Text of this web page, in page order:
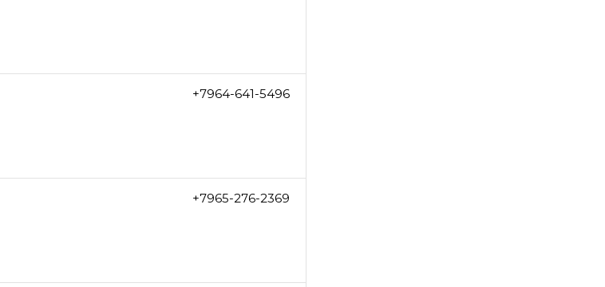
+7964-641-5496
+7965-276-2369